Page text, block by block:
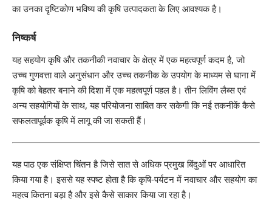
का उनका दृष्टिकोण भविष्य की कृषि उत्पादकता के लिए आवश्यक है।
निष्कर्ष
यह सहयोग कृषि और तकनीकी नवाचार के क्षेत्र में एक महत्वपूर्ण कदम है, जो
उच्च गुणवत्ता वाले अनुसंधान और उच्च तकनीक के उपयोग के माध्यम से घाना में
कृषि को बेहतर बनाने की दिशा में एक महत्वपूर्ण पहल है। तीन लिविंग लैब्स एवं
अन्य सहयोगियों के साथ, यह परियोजना साबित कर सकेगी कि नई तकनीकें कैसे
सफलतापूर्वक कृषि में लागू की जा सकती हैं।
यह पाठ एक संक्षिप्त चिंतन है जिसे सात से अधिक प्रमुख बिंदुओं पर आधारित
किया गया है। इससे यह स्पष्ट होता है कि कृषि-पर्यटन में नवाचार और सहयोग का
महत्व कितना बड़ा है और इसे कैसे साकार किया जा रहा है।